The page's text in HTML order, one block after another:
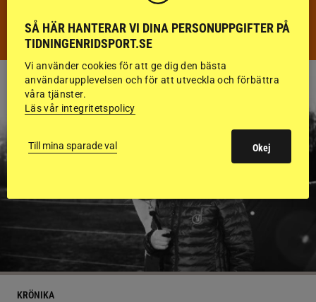
DISTANS
KRÖNIKA
SÅ HÄR HANTERAR VI DINA PERSONUPPGIFTER PÅ
TIDNINGENRIDSPORT.SE
Vi använder cookies för att ge dig den bästa
användarupplevelsen och för att utveckla och förbättra
våra tjänster.
Läs vår integritetspolicy
Till mina sparade val Okej